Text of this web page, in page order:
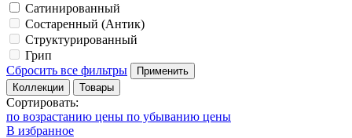
Сатинированный
Состаренный (Антик)
Структурированный
Грип
Сбросить все фильтры
Применить
Коллекции
Товары
Сортировать:
по возрастанию цены по убыванию цены
В избранное